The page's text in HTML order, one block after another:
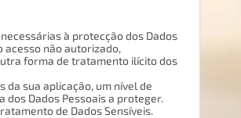
à protecção dos Dados
acesso não autorizado,
forma de tratamento ilícito dos
sua aplicação, um nível de
Dados Pessoais a proteger.
de Dados Sensíveis.